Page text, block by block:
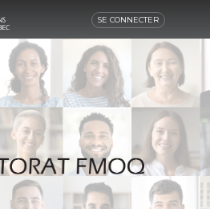
SE CONNECTER